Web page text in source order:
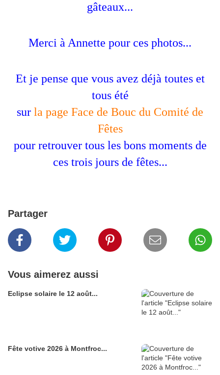
gâteaux...
Merci à Annette pour ces photos...
Et je pense que vous avez déjà toutes et
tous été
sur la page Face de Bouc du Comité de
Fêtes
pour retrouver tous les bons moments de
ces trois jours de fêtes...
Partager
Vous aimerez aussi
Eclipse solaire le 12 août...
Fête votive 2026 à Montfroc...